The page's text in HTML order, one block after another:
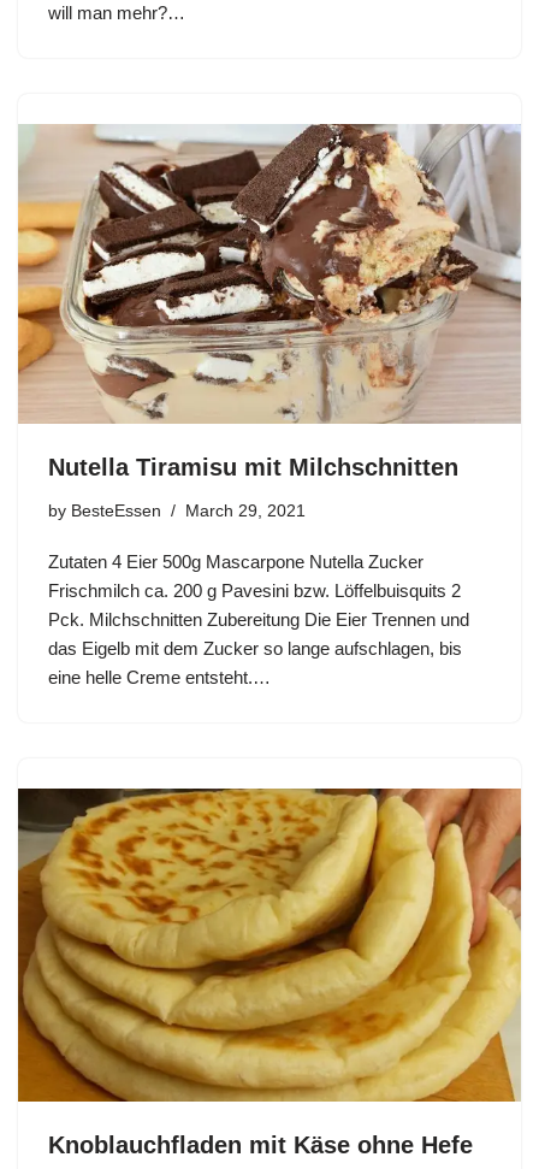
will man mehr?…
Nutella Tiramisu mit Milchschnitten
by BesteEssen March 29, 2021
Zutaten 4 Eier 500g Mascarpone Nutella Zucker
Frischmilch ca. 200 g Pavesini bzw. Löffelbuisquits 2
Pck. Milchschnitten Zubereitung Die Eier Trennen und
das Eigelb mit dem Zucker so lange aufschlagen, bis
eine helle Creme entsteht.…
Knoblauchfladen mit Käse ohne Hefe